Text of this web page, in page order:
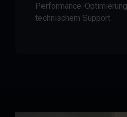
Performance-
technischem Support.